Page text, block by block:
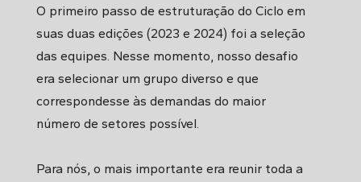
O primeiro passo de estruturação do Ciclo em
suas duas edições (2023 e 2024) foi a seleção
das equipes. Nesse momento, nosso desafio
era selecionar um grupo diverso e que
correspondesse às demandas do maior
número de setores possível.
Para nós, o mais importante era reunir toda a